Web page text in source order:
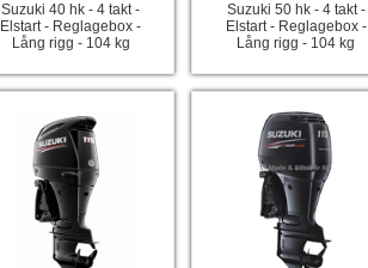
Suzuki 40 hk - 4 takt -
Elstart - Reglagebox -
Lång rigg - 104 kg
Suzuki 50 hk - 4 takt -
Elstart - Reglagebox -
Lång rigg - 104 kg